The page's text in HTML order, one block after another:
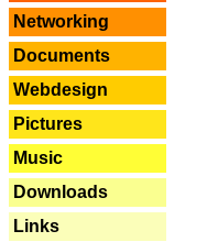
Networking
Documents
Webdesign
Pictures
Music
Downloads
Links